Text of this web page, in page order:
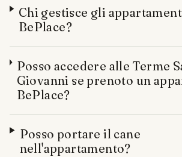
Chi gestisce gli
BePlace?
Posso accedere alle Terme
Giovanni se prenoto un
BePlace?
Posso portare il cane
nell'appartamento?